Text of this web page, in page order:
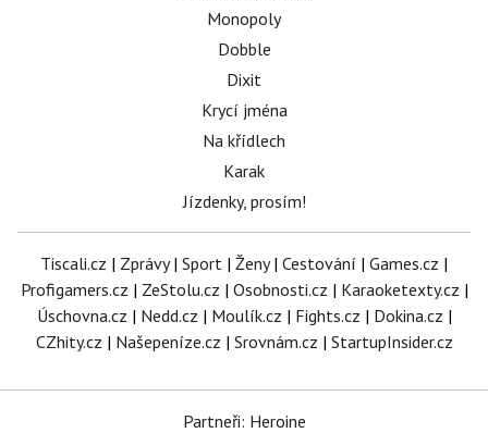
Monopoly
Dobble
Dixit
Krycí jména
Na křídlech
Karak
Jízdenky, prosím!
Tiscali.cz | Zprávy| Sport | Ženy| Cestování | Games.cz |
Profigamers.cz | ZeStolu.cz | Osobnosti.cz | Karaoketexty.cz |
Úschovna.cz | Nedd.cz | Moulík.cz | Fights.cz | Dokina.cz |
CZhity.cz | Našepeníze.cz | Srovnám.cz | StartupInsider.cz
Partneři: Heroine